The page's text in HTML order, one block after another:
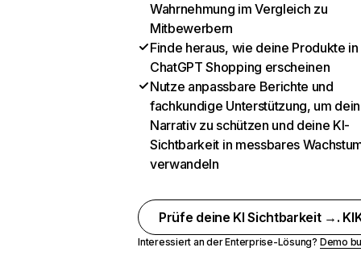
Wahrnehmung im Vergleich zu
Mitbewerbern
Finde heraus, wie deine Produkte in
ChatGPT Shopping erscheinen
Nutze anpassbare Berichte und
fachkundige Unterstützung, um dein
Narrativ zu schützen und deine KI-
Sichtbarkeit in messbares
verwandeln
Prüfe deine KI Sichtbarkeit →.
Interessiert an der Enterprise-Lösung? Demo